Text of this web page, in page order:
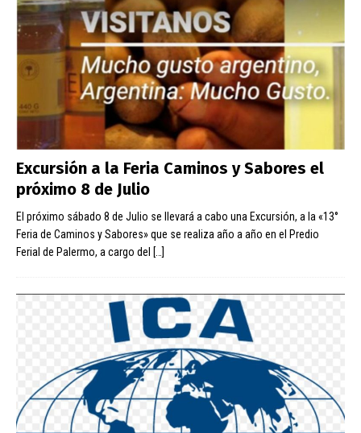
Excursión a la Feria Caminos y Sabores el
próximo 8 de Julio
El próximo sábado 8 de Julio se llevará a cabo una Excursión, a la «13°
Feria de Caminos y Sabores» que se realiza año a año en el Predio
Ferial de Palermo, a cargo del […]